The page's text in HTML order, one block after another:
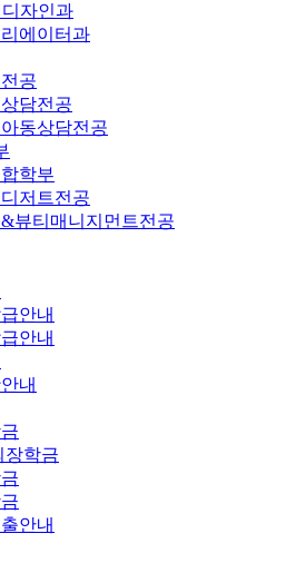
자인과
에이터과
공
담전공
동상담전공
학부
저트전공
뷰티매니지먼트전공
안내
안내
내
장학금
안내